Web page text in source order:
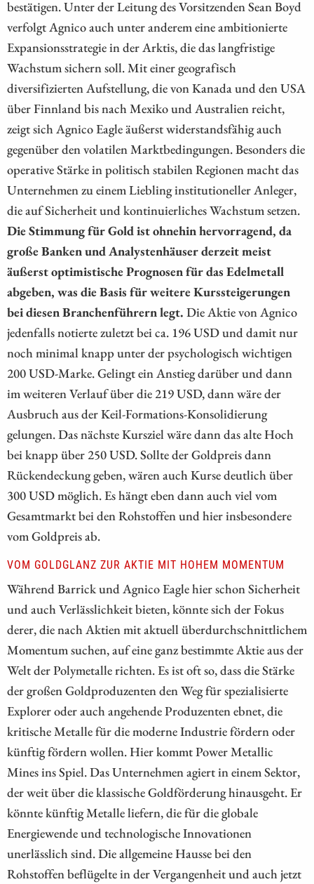
bestätigen. Unter der Leitung des Vorsitzenden Sean Boyd
verfolgt Agnico auch unter anderem eine ambitionierte
Expansionsstrategie in der Arktis, die das langfristige
Wachstum sichern soll. Mit einer geografisch
diversifizierten Aufstellung, die von Kanada und den USA
über Finnland bis nach Mexiko und Australien reicht,
zeigt sich Agnico Eagle äußerst widerstandsfähig auch
gegenüber den volatilen Marktbedingungen. Besonders die
operative Stärke in politisch stabilen Regionen macht das
Unternehmen zu einem Liebling institutioneller Anleger,
die auf Sicherheit und kontinuierliches Wachstum setzen.
Die Stimmung für Gold ist ohnehin hervorragend, da
große Banken und Analystenhäuser derzeit meist
äußerst optimistische Prognosen für das Edelmetall
abgeben, was die Basis für weitere Kurssteigerungen
bei diesen Branchenführern legt. Die Aktie von Agnico
jedenfalls notierte zuletzt bei ca. 196 USD und damit nur
noch minimal knapp unter der psychologisch wichtigen
200 USD-Marke. Gelingt ein Anstieg darüber und dann
im weiteren Verlauf über die 219 USD, dann wäre der
Ausbruch aus der Keil-Formations-Konsolidierung
gelungen. Das nächste Kursziel wäre dann das alte Hoch
bei knapp über 250 USD. Sollte der Goldpreis dann
Rückendeckung geben, wären auch Kurse deutlich über
300 USD möglich. Es hängt eben dann auch viel vom
Gesamtmarkt bei den Rohstoffen und hier insbesondere
vom Goldpreis ab.
VOM GOLDGLANZ ZUR AKTIE MIT HOHEM MOMENTUM
Während Barrick und Agnico Eagle hier schon Sicherheit
und auch Verlässlichkeit bieten, könnte sich der Fokus
derer, die nach Aktien mit aktuell überdurchschnittlichem
Momentum suchen, auf eine ganz bestimmte Aktie aus der
Welt der Polymetalle richten. Es ist oft so, dass die Stärke
der großen Goldproduzenten den Weg für spezialisierte
Explorer oder auch angehende Produzenten ebnet, die
kritische Metalle für die moderne Industrie fördern oder
künftig fördern wollen. Hier kommt Power Metallic
Mines ins Spiel. Das Unternehmen agiert in einem Sektor,
der weit über die klassische Goldförderung hinausgeht. Er
könnte künftig Metalle liefern, die für die globale
Energiewende und technologische Innovationen
unerlässlich sind. Die allgemeine Hausse bei den
Rohstoffen beflügelte in der Vergangenheit und auch jetzt